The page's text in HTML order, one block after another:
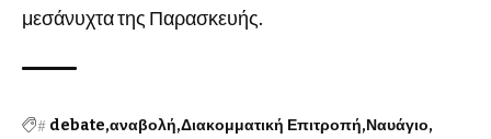
μεσάνυχτα της Παρασκευής.
# debate αναβολή Διακομματική Επιτροπή Ναυάγιο